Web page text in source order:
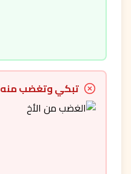
تبكي وتغضب منه